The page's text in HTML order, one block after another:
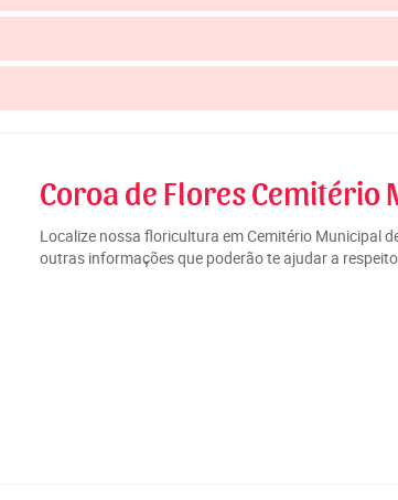
Coroa de Flores Cemitério
Localize nossa floricultura em Cemitério Municipal
outras informações que poderão te ajudar a